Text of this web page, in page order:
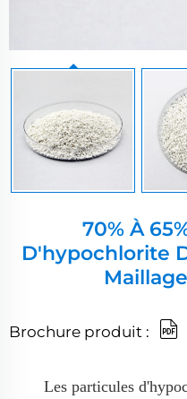
70% À
D'hypochlorite
Brochure produit :
Les particules